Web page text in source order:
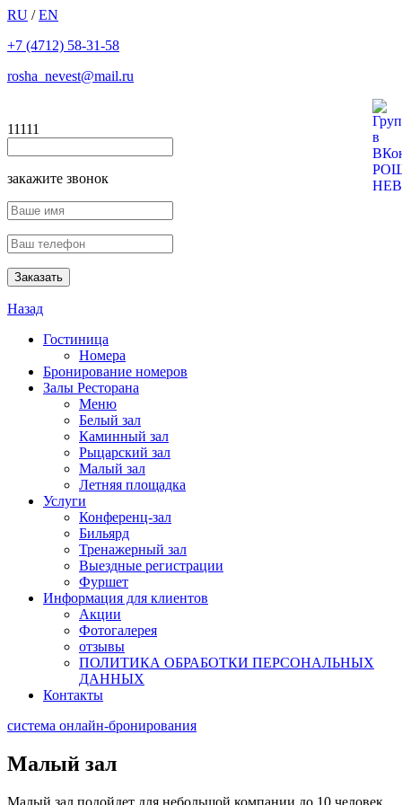
RU / EN
+7 (4712) 58-31-58
rosha_nevest@mail.ru
11111
закажите звонок
Назад
Гостиница
Номера
Бронирование номеров
Залы Ресторана
Меню
Белый зал
Каминный зал
Рыцарский зал
Малый зал
Летняя площадка
Услуги
Конференц-зал
Бильярд
Тренажерный зал
Выездные регистрации
Фуршет
Информация для клиентов
Акции
Фотогалерея
отзывы
ПОЛИТИКА ОБРАБОТКИ ПЕРСОНАЛЬНЫХ
ДАННЫХ
Контакты
система онлайн-бронирования
Малый зал
Малый зал подойдет для небольшой компании до 10 человек.